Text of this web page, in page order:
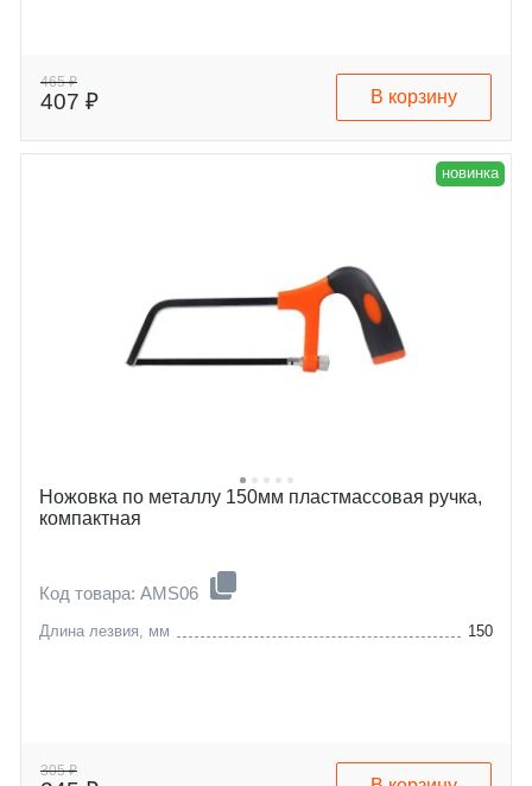
465 ₽
407 ₽ В корзину
новинка
Ножовка по металлу 150мм пластмассовая ручка,
компактная
Код товара: AMS06
Длина лезвия, мм 150
305 ₽